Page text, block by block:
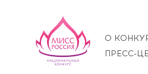
О
ПРЕСС-